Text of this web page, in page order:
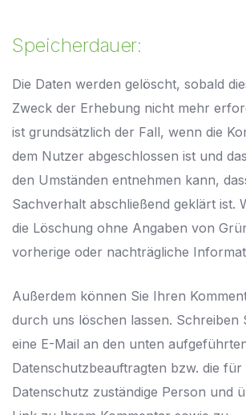
Speicherdauer:
Die Daten werden gelöscht, sobald
Zweck der Erhebung nicht mehr
ist grundsätzlich der Fall, wenn die
dem Nutzer abgeschlossen ist und
den Umständen entnehmen kann,
Sachverhalt abschließend geklärt ist.
die Löschung ohne Angaben von
vorherige oder nachträgliche
Außerdem können Sie Ihren
durch uns löschen lassen. Schreiben
eine E-Mail an den unten
Datenschutzbeauftragten bzw. die für
Datenschutz zuständige Person und